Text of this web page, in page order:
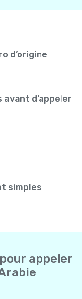
d’origine
d’appeler
simples
appeler